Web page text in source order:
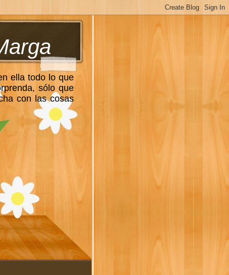
ella todo lo que
sólo que
con las cosas